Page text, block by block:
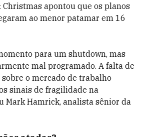
Christmas apontou que os planos
ao menor patamar em 16
para um shutdown, mas
mal programado. A falta de
o mercado de trabalho
sinais de fragilidade na
Mark Hamrick, analista sênior da